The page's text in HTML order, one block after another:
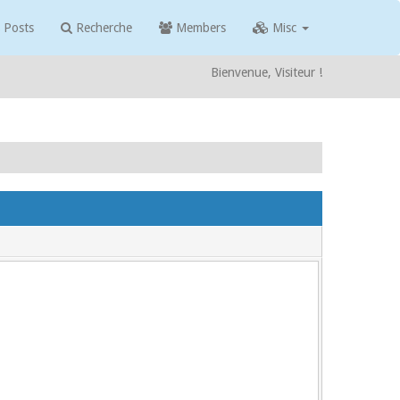
Posts Recherche Members Misc
Bienvenue, Visiteur !